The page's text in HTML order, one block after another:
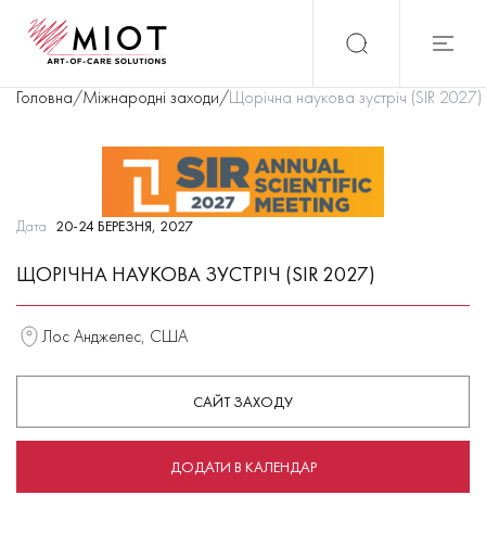
Головна/Міжнародні заходи/Щорічна наукова зустріч (SIR 2027)
Дата 20-24 БЕРЕЗНЯ, 2027
ЩОРІЧНА НАУКОВА ЗУСТРІЧ (SIR 2027)
Лос Анджелес, США
САЙТ ЗАХОДУ
ДОДАТИ В КАЛЕНДАР